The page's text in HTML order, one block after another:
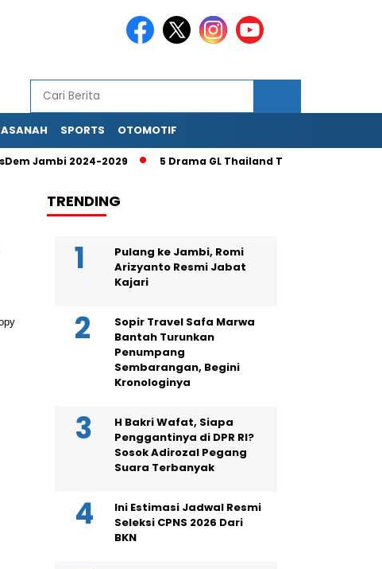
SPORTS OTOMOTIF
2024-2029 5 Drama GL Thailand Terbaik Ciize Rutricha,
TRENDING
Pulang ke Jambi, Romi
Arizyanto Resmi Jabat
Kajari
Sopir Travel Safa Marwa
Bantah Turunkan
Penumpang
Sembarangan, Begini
Kronologinya
H Bakri Wafat, Siapa
Penggantinya di DPR RI?
Sosok Adirozal Pegang
Suara Terbanyak
Ini Estimasi Jadwal Resmi
Seleksi CPNS 2026 Dari
BKN